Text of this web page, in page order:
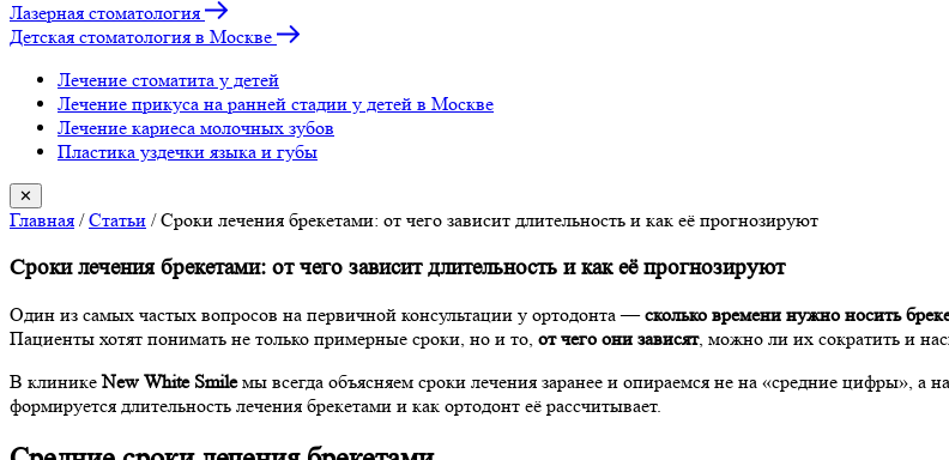
Лазерная стоматология
Детская стоматология в Москве
Лечение стоматита у детей
Лечение прикуса на ранней стадии у детей в Москве
Лечение кариеса молочных зубов
Пластика уздечки языка и губы
✕
Главная / Статьи / Сроки лечения брекетами: от чего зависит длительность и как её прогнозируют
Сроки лечения брекетами: от чего зависит длительность и как её прогнозируют
Один из самых частых вопросов на первичной консультации у ортодонта —сколько времени нужно носить
Пациенты хотят понимать не только примерные сроки, но и то, от чего они зависят, можно ли их сократить и
В клиникеNew White Smileмы всегда объясняем сроки лечения заранее и опираемся не на «средние цифры», а
формируется длительность лечения брекетами и как ортодонт её рассчитывает.